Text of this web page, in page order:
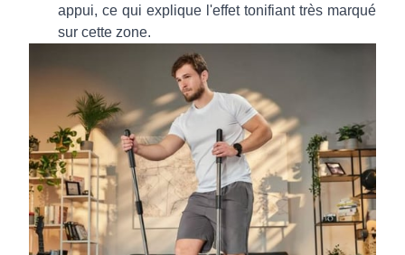
appui, ce qui explique l'effet tonifiant très marqué
sur cette zone.